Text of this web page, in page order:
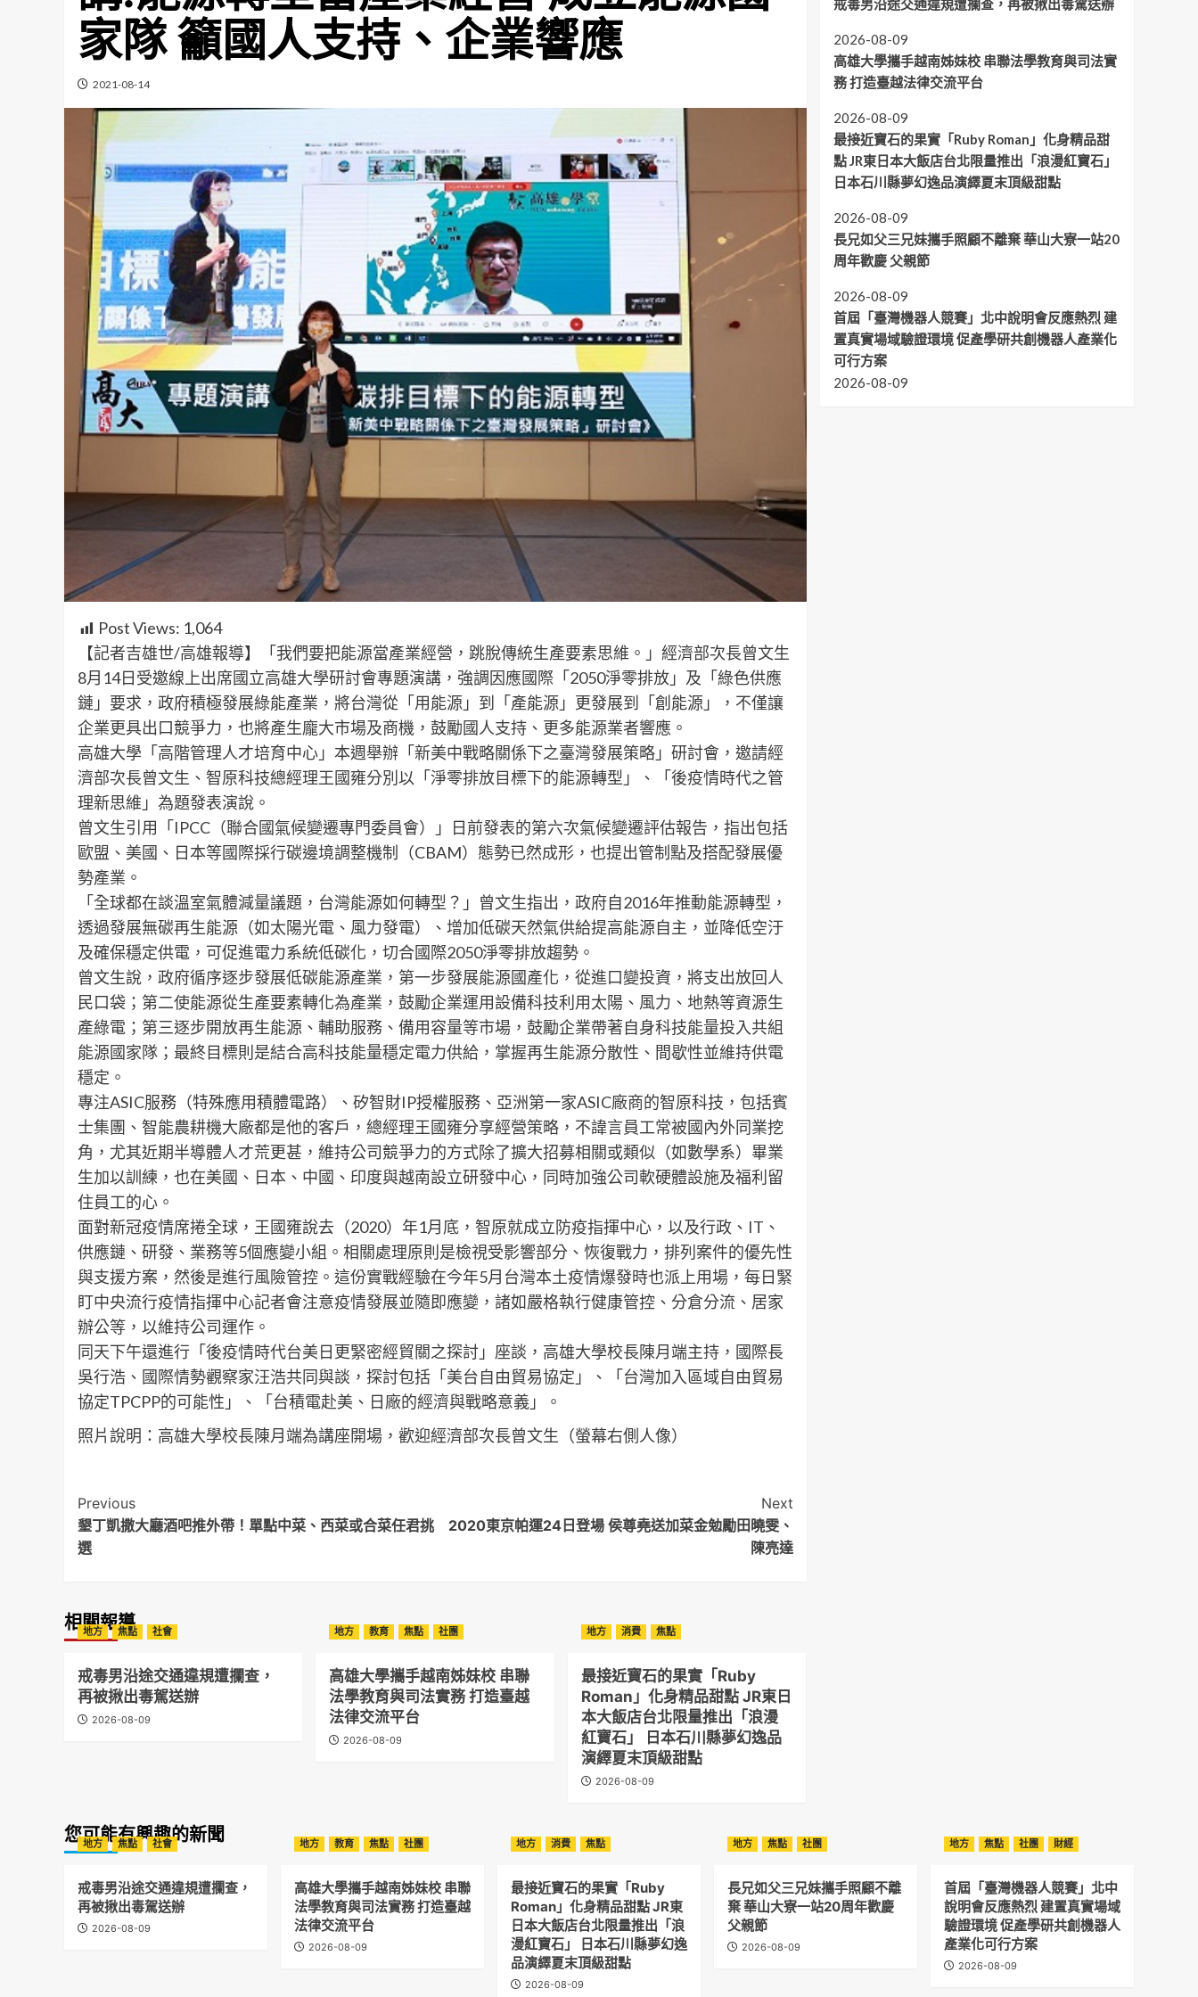
家隊 籲國人支持、企業響應
2021-08-14
Post Views: 1,064
【記者吉雄世/高雄報導】「我們要把能源當產業經營，跳脫傳統生產要素思維。」經濟部次長曾文生
8月14日受邀線上出席國立高雄大學研討會專題演講，強調因應國際「2050淨零排放」及「綠色供應
鏈」要求，政府積極發展綠能產業，將台灣從「用能源」到「產能源」更發展到「創能源」，不僅讓
企業更具出口競爭力，也將產生龐大市場及商機，鼓勵國人支持、更多能源業者響應。
高雄大學「高階管理人才培育中心」本週舉辦「新美中戰略關係下之臺灣發展策略」研討會，邀請經
濟部次長曾文生、智原科技總經理王國雍分別以「淨零排放目標下的能源轉型」、「後疫情時代之管
理新思維」為題發表演說。
曾文生引用「IPCC（聯合國氣候變遷專門委員會）」日前發表的第六次氣候變遷評估報告，指出包括
歐盟、美國、日本等國際採行碳邊境調整機制（CBAM）態勢已然成形，也提出管制點及搭配發展優
勢產業。
「全球都在談溫室氣體減量議題，台灣能源如何轉型？」曾文生指出，政府自2016年推動能源轉型，
透過發展無碳再生能源（如太陽光電、風力發電）、增加低碳天然氣供給提高能源自主，並降低空汙
及確保穩定供電，可促進電力系統低碳化，切合國際2050淨零排放趨勢。
曾文生說，政府循序逐步發展低碳能源產業，第一步發展能源國產化，從進口變投資，將支出放回人
民口袋；第二使能源從生產要素轉化為產業，鼓勵企業運用設備科技利用太陽、風力、地熱等資源生
產綠電；第三逐步開放再生能源、輔助服務、備用容量等市場，鼓勵企業帶著自身科技能量投入共組
能源國家隊；最終目標則是結合高科技能量穩定電力供給，掌握再生能源分散性、間歇性並維持供電
穩定。
專注ASIC服務（特殊應用積體電路）、矽智財IP授權服務、亞洲第一家ASIC廠商的智原科技，包括賓
士集團、智能農耕機大廠都是他的客戶，總經理王國雍分享經營策略，不諱言員工常被國內外同業挖
角，尤其近期半導體人才荒更甚，維持公司競爭力的方式除了擴大招募相關或類似（如數學系）畢業
生加以訓練，也在美國、日本、中國、印度與越南設立研發中心，同時加強公司軟硬體設施及福利留
住員工的心。
面對新冠疫情席捲全球，王國雍說去（2020）年1月底，智原就成立防疫指揮中心，以及行政、IT、
供應鏈、研發、業務等5個應變小組。相關處理原則是檢視受影響部分、恢復戰力，排列案件的優先性
與支援方案，然後是進行風險管控。這份實戰經驗在今年5月台灣本土疫情爆發時也派上用場，每日緊
盯中央流行疫情指揮中心記者會注意疫情發展並隨即應變，諸如嚴格執行健康管控、分倉分流、居家
辦公等，以維持公司運作。
同天下午還進行「後疫情時代台美日更緊密經貿關之探討」座談，高雄大學校長陳月端主持，國際長
吳行浩、國際情勢觀察家汪浩共同與談，探討包括「美台自由貿易協定」、「台灣加入區域自由貿易
協定TPCPP的可能性」、「台積電赴美、日廠的經濟與戰略意義」。
照片說明：高雄大學校長陳月端為講座開場，歡迎經濟部次長曾文生（螢幕右側人像）
Post
Navigation
Previous
墾丁凱撒大廳酒吧推外帶！單點中菜、西菜或合菜任君挑
選
Next
2020東京帕運24日登場 侯尊堯送加菜金勉勵田曉雯、
陳亮達
相關報導
地方 焦點 社會
戒毒男沿途交通違規遭攔查，
再被揪出毒駕送辦
2026-08-09
地方 教育 焦點 社團
高雄大學攜手越南姊妹校 串聯
法學教育與司法實務 打造臺越
法律交流平台
2026-08-09
地方 消費 焦點
最接近寶石的果實「Ruby
Roman」化身精品甜點 JR東日
本大飯店台北限量推出「浪漫
紅寶石」 日本石川縣夢幻逸品
演繹夏末頂級甜點
2026-08-09
戒毒男沿途交通違規遭攔查，再被揪出毒駕送辦
2026-08-09
高雄大學攜手越南姊妹校 串聯法學教育與司法實
務 打造臺越法律交流平台
2026-08-09
最接近寶石的果實「Ruby Roman」化身精品甜
點 JR東日本大飯店台北限量推出「浪漫紅寶石」
日本石川縣夢幻逸品演繹夏末頂級甜點
2026-08-09
長兄如父三兄妹攜手照顧不離棄 華山大寮一站20
周年歡慶 父親節
2026-08-09
首屆「臺灣機器人競賽」北中說明會反應熱烈 建
置真實場域驗證環境 促產學研共創機器人產業化
可行方案
2026-08-09
您可能有興趣的新聞
地方 焦點 社會
戒毒男沿途交通違規遭攔查，
再被揪出毒駕送辦
2026-08-09
地方 教育 焦點 社團
高雄大學攜手越南姊妹校 串聯
法學教育與司法實務 打造臺越
法律交流平台
2026-08-09
地方 消費 焦點
最接近寶石的果實「Ruby
Roman」化身精品甜點 JR東
日本大飯店台北限量推出「浪
漫紅寶石」 日本石川縣夢幻逸
品演繹夏末頂級甜點
2026-08-09
地方 焦點 社團
長兄如父三兄妹攜手照顧不離
棄 華山大寮一站20周年歡慶
父親節
2026-08-09
地方 焦點 社團 財經
首屆「臺灣機器人競賽」北中
說明會反應熱烈 建置真實場域
驗證環境 促產學研共創機器人
產業化可行方案
2026-08-09